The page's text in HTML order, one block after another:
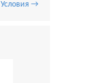
Условия →